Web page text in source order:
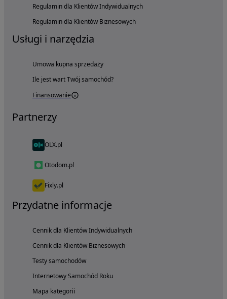
Regulamin dla Klientów Indywidualnych
Regulamin dla Klientów Biznesowych
Usługi i narzędzia
Umowa kupna sprzedaży
Ile jest wart Twój samochód?
Finansowanie
Partnerzy
OLX.pl
Otodom.pl
Fixly.pl
Przydatne informacje
Cennik dla Klientów Indywidualnych
Cennik dla Klientów Biznesowych
Testy samochodów
Internetowy Samochód Roku
Mapa kategorii